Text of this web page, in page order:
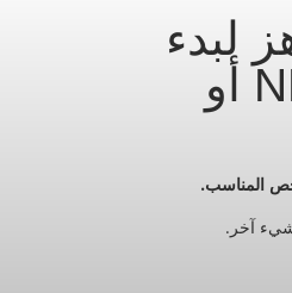
لبدء
مشروع NFC أو
المناسب.
شيء آخر.